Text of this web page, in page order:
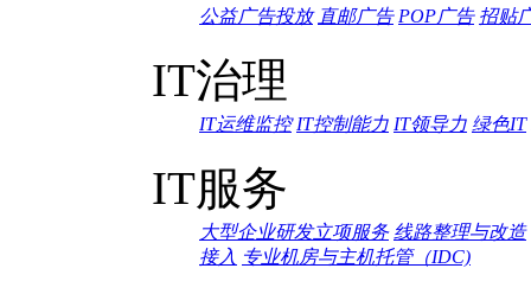
公益广告投放 直邮广告 POP广告 招贴
IT治理
IT运维监控 IT控制能力 IT领导力 绿色IT
IT服务
大型企业研发立项服务 线路整理与改造
接入 专业机房与主机托管（IDC)